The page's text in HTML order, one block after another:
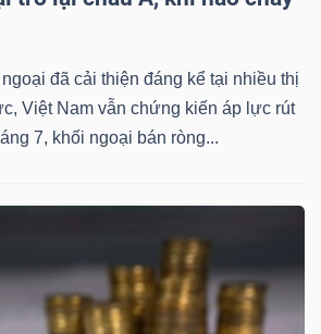
đã cải thiện đáng kể tại nhiều thị
Việt Nam vẫn chứng kiến áp lực rút
7, khối ngoại bán ròng...